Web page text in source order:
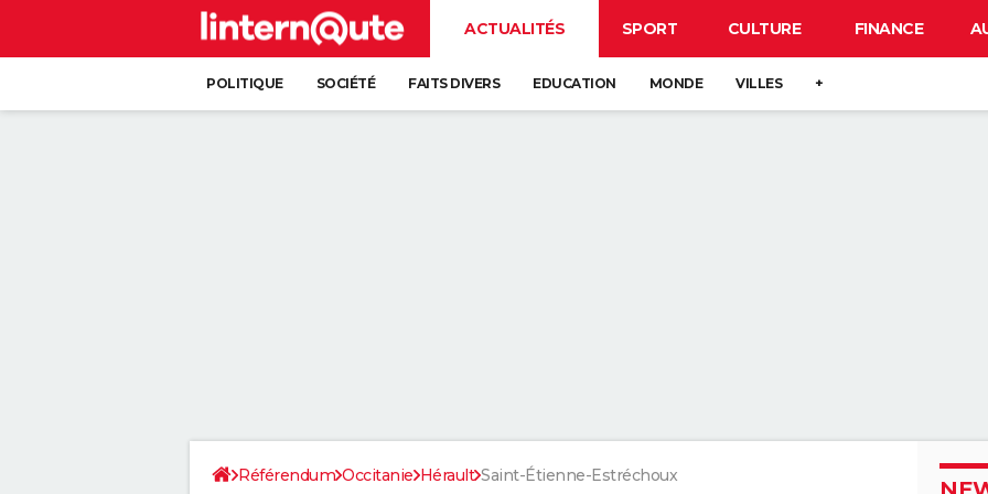
ACTUALITÉS SPORT CULTURE FINANCE
POLITIQUE SOCIÉTÉ FAITS DIVERS EDUCATION MONDE VILLES +
Référendum Occitanie Hérault Saint-Étienne-Estréchoux